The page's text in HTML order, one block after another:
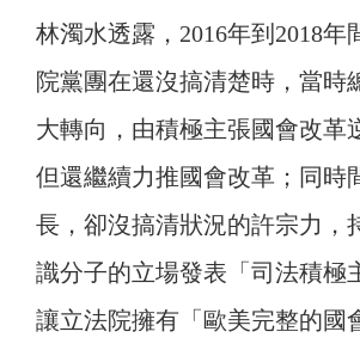
林濁水透露，2016年到2018年
院黨團在還沒搞清楚時，當時
大轉向，由積極主張國會改革
但還繼續力推國會改革；同時
長，卻沒搞清狀況的許宗力，
識分子的立場發表「司法積極
讓立法院擁有「歐美完整的國